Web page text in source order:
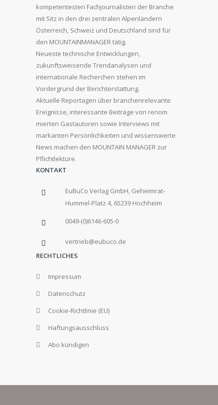
kompetentesten Fachjournalisten der Branche
mit Sitz in den drei zentralen Alpenländern
Österreich, Schweiz und Deutschland sind für
den MOUNTAINMANAGER tätig.
Neueste technische Entwicklungen,
zukunftsweisende Trendanalysen und
internationale Recherchen stehen im
Vordergrund der Berichterstattung.
Aktuelle Reportagen über branchenrelevante
Ereignisse, interessante Beiträge von renom
mierten Gastautoren sowie Interviews mit
markanten Persönlichkeiten und wissenswerte
News machen den MOUNTAIN MANAGER zur
Pflichtlektüre.
KONTAKT
EuBuCo Verlag GmbH, Geheimrat-
Hummel-Platz 4, 65239 Hochheim
0049-(0)6146-605-0
vertrieb@eubuco.de
RECHTLICHES
Impressum
Datenschutz
Cookie-Richtlinie (EU)
Haftungsausschluss
Abo kündigen